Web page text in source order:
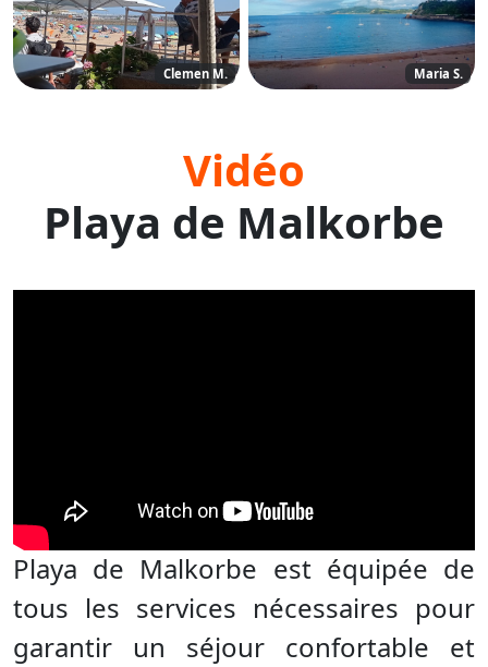
Clemen M. Maria S.
Vidéo
Playa de Malkorbe
Playa de Malkorbe est équipée de
tous les services nécessaires pour
garantir un séjour confortable et